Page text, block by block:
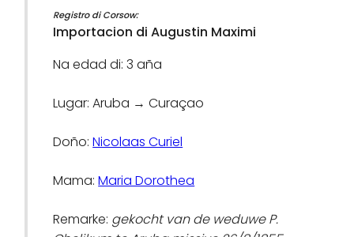
Registro di Corsow:
Importacion di Augustin Maximi
Na edad di: 3 aña
Lugar: Aruba → Curaçao
Doño:Nicolaas Curiel
Mama:Maria Dorothea
Remarke: gekocht van de weduwe P.